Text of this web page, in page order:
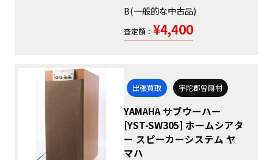
B(一般的な中古品)
査定額： ¥4,400
出張買取 宇陀郡曽爾村
YAMAHA サブウーハー
[YST-SW305] ホームシアタ
ー スピーカーシステム ヤ
マハ